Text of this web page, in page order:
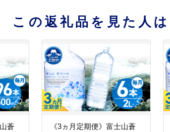
この返礼品を見た人
蒼
《3ヵ月定期便》富士山蒼